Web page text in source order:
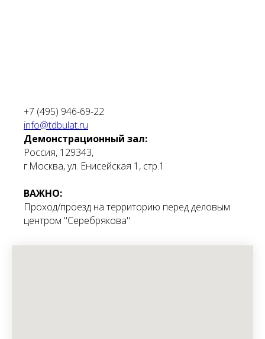
+7 (495) 946-69-22
info@tdbulat.ru
Демонстрационный зал:
Россия, 129343,
г.Москва, ул. Енисейская 1, стр.1
ВАЖНО:
Проход/проезд на территорию перед деловым
центром "Серебрякова"